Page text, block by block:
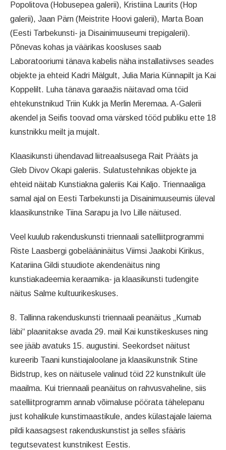
Popolitova (Hobusepea galerii), Kristiina Laurits (Hop
galerii), Jaan Pärn (Meistrite Hoovi galerii), Marta Boan
(Eesti Tarbekunsti- ja Disainimuuseumi trepigalerii).
Põnevas kohas ja väärikas koosluses saab
Laboratooriumi tänava kabelis näha installatiivses seades
objekte ja ehteid Kadri Mälgult, Julia Maria Künnapilt ja Kai
Koppelilt. Luha tänava garaažis näitavad oma töid
ehtekunstnikud Triin Kukk ja Merlin Meremaa. A-Galerii
akendel ja Seifis toovad oma värsked tööd publiku ette 18
kunstnikku meilt ja mujalt.
Klaasikunsti ühendavad liitreaalsusega Rait Prääts ja
Gleb Divov Okapi galeriis. Sulatustehnikas objekte ja
ehteid näitab Kunstiakna galeriis Kai Kaljo. Triennaaliga
samal ajal on Eesti Tarbekunsti ja Disainimuuseumis üleval
klaasikunstnike Tiina Sarapu ja Ivo Lille näitused.
Veel kuulub rakenduskunsti triennaali satelliitprogrammi
Riste Laasbergi gobelääninäitus Viimsi Jaakobi Kirikus,
Katariina Gildi stuudiote akendenäitus ning
kunstiakadeemia keraamika- ja klaasikunsti tudengite
näitus Salme kultuurikeskuses.
8. Tallinna rakenduskunsti triennaali peanäitus „Kumab
läbi“ plaanitakse avada 29. mail Kai kunstikeskuses ning
see jääb avatuks 15. augustini. Seekordset näitust
kureerib Taani kunstiajaloolane ja klaasikunstnik Stine
Bidstrup, kes on näitusele valinud töid 22 kunstnikult üle
maailma. Kui triennaali peanäitus on rahvusvaheline, siis
satelliitprogramm annab võimaluse pöörata tähelepanu
just kohalikule kunstimaastikule, andes külastajale laiema
pildi kaasagsest rakenduskunstist ja selles sfääris
tegutsevatest kunstnikest Eestis.